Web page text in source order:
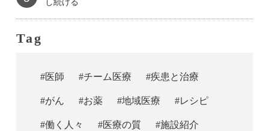
し続ける
Tag
#医師 #チーム医療 #疾患と治療
#がん #お薬 #地域医療 #レシピ
#働く人々 #医療の質 #施設紹介